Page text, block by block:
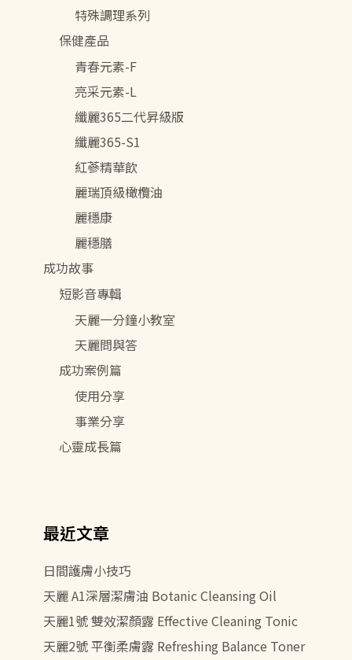
特殊調理系列
保健產品
青春元素-F
亮采元素-L
纖麗365二代昇級版
纖麗365-S1
紅蔘精華飲
麗瑞頂級橄欖油
麗穩康
麗穩膳
成功故事
短影音專輯
天麗一分鐘小教室
天麗問與答
成功案例篇
使用分享
事業分享
心靈成長篇
最近文章
日間護膚小技巧
天麗 A1深層潔膚油 Botanic Cleansing Oil
天麗1號 雙效潔顏露 Effective Cleaning Tonic
天麗2號 平衡柔膚露 Refreshing Balance Toner